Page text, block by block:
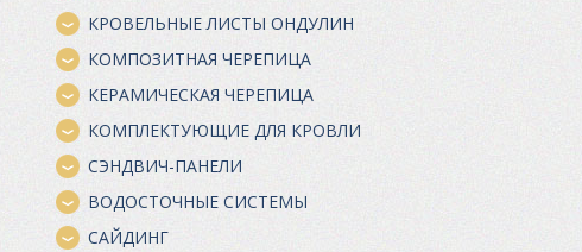
КРОВЕЛЬНЫЕ ЛИСТЫ ОНДУЛИН
КОМПОЗИТНАЯ ЧЕРЕПИЦА
КЕРАМИЧЕСКАЯ ЧЕРЕПИЦА
КОМПЛЕКТУЮЩИЕ ДЛЯ КРОВЛИ
СЭНДВИЧ-ПАНЕЛИ
ВОДОСТОЧНЫЕ СИСТЕМЫ
САЙДИНГ